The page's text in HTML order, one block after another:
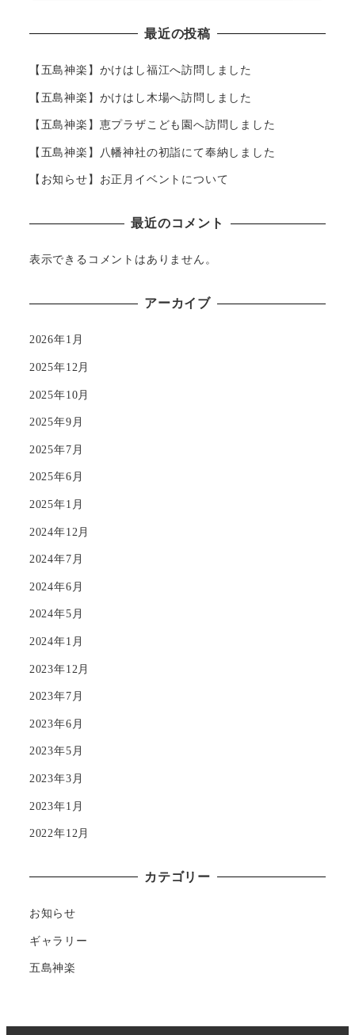
最近の投稿
【五島神楽】かけはし福江へ訪問しました
【五島神楽】かけはし木場へ訪問しました
【五島神楽】恵プラザこども園へ訪問しました
【五島神楽】八幡神社の初詣にて奉納しました
【お知らせ】お正月イベントについて
最近のコメント
表示できるコメントはありません。
アーカイブ
2026年1月
2025年12月
2025年10月
2025年9月
2025年7月
2025年6月
2025年1月
2024年12月
2024年7月
2024年6月
2024年5月
2024年1月
2023年12月
2023年7月
2023年6月
2023年5月
2023年3月
2023年1月
2022年12月
カテゴリー
お知らせ
ギャラリー
五島神楽